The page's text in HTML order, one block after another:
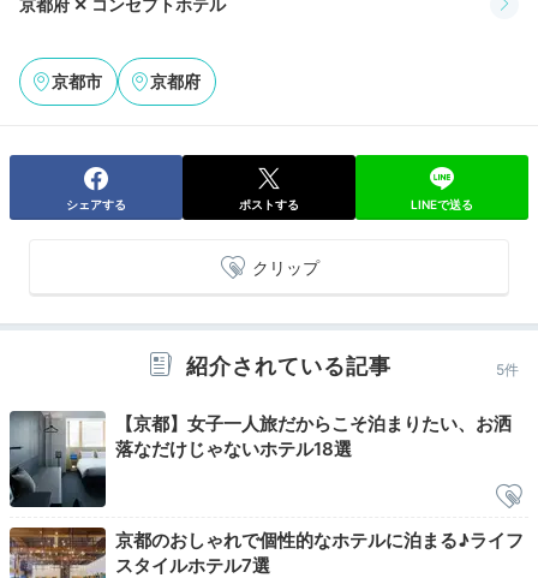
シングル バスルーム
バスルームもおしゃれな空間！お部屋によってはシース
ルーになっています。バスアメニティは一通り揃ってい
京都府 ✕ コンセプトホテル
京都市 京都府
シェアする ポストする LINEで送る
クリップ
紹介されている記事 5件
【京都】女子一人旅だからこそ泊まりたい、お洒
落なだけじゃないホテル18選
京都のおしゃれで個性的なホテルに泊まる♪ライフ
スタイルホテル7選